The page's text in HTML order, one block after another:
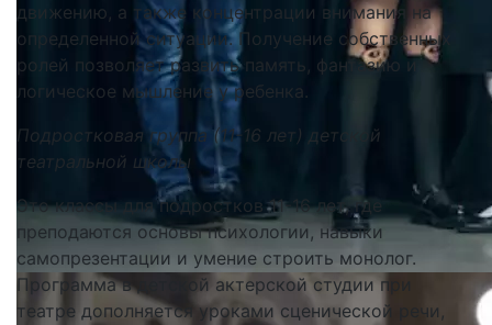
движению, а также концентрации внимания на
определенной ситуации. Получение собственных
ролей позволяет развить память, фантазию и
логическое мышление у ребенка.
Подростковая группа (11-16 лет) детской
театральной школы
Это классы для подростков 11-16 лет, где
преподаются основы психологии, навыки
самопрезентации и умение строить монолог.
Программа в детской актерской студии при
театре дополняется уроками сценической речи,